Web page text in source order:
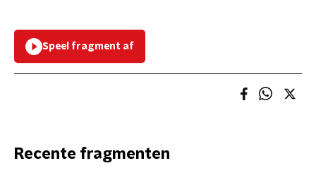
Speel fragment af
Recente fragmenten